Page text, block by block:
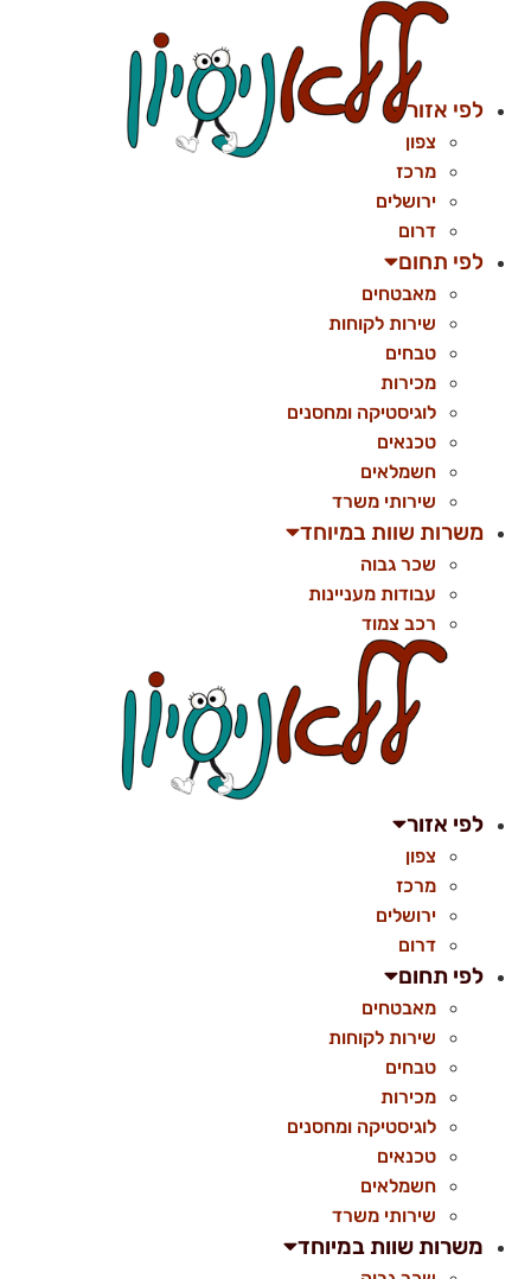
לפי אזור
צפון
מרכז
ירושלים
דרום
לפי תחום
מאבטחים
שירות לקוחות
טבחים
מכירות
לוגיסטיקה ומחסנים
טכנאים
חשמלאים
שירותי משרד
משרות שוות במיוחד
שכר גבוה
עבודות מעניינות
רכב צמוד
לפי אזור
צפון
מרכז
ירושלים
דרום
לפי תחום
מאבטחים
שירות לקוחות
טבחים
מכירות
לוגיסטיקה ומחסנים
טכנאים
חשמלאים
שירותי משרד
משרות שוות במיוחד